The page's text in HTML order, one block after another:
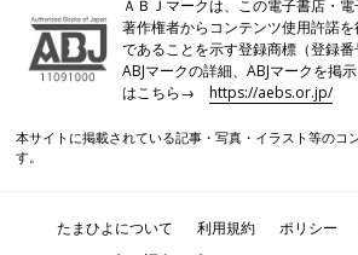
いたそうです♪ こちらは1,100円商品との
3COINS×ポケピース
「どれも可愛すぎ」話
ポケモンたちの“ピース”
るほどの人気ぶり。今回
今回は、3COINSでゲットできる子連れお
ＡＢＪマークは、この電子書店・電
著作権者からコンテンツ使用許諾
であることを示す登録商標（登録番
ABJマークの詳細、ABJマークを掲
はこちら→https://aebs.or.jp/
本サイトに掲載されている記事・写真・イラスト等のコ
す。
たまひよについて 利用規約 ポリシー